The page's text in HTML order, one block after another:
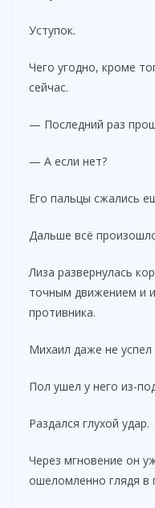
Уступок.
Чего угодно, кроме
сейчас.
— Последний раз
— А если нет?
Его пальцы сжались
Дальше всё
Лиза развернулась
точным движением и
противника.
Михаил даже не
Пол ушел у него из-
Раздался глухой удар.
Через мгновение он
ошеломленно глядя в